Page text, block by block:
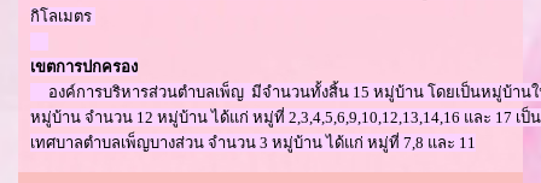
กิโลเมตร
เขตการปกครอง
องค์การบริหารส่วนตำบลเพ็ญ มีจำนวนทั้งสิ้น 15 หมู่บ้าน โดยเป็นหมู่บ้าน
หมู่บ้าน จำนวน 12 หมู่บ้าน ได้แก่ หมู่ที่ 2,3,4,5,6,9,10,12,13,14,16 และ 17
เทศบาลตำบลเพ็ญบางส่วน จำนวน 3 หมู่บ้าน ได้แก่ หมู่ที่ 7,8 และ 11